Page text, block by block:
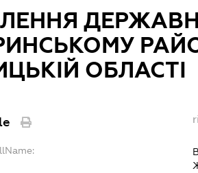
ОБЛАСТІ